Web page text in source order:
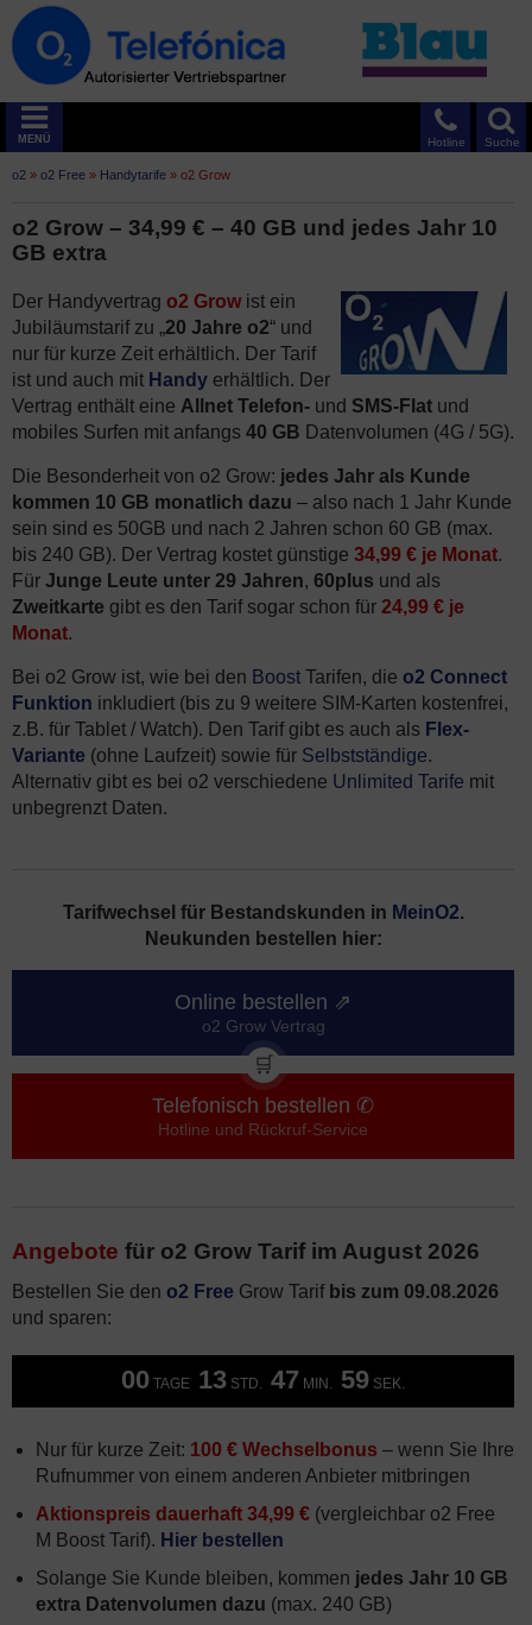
Suche
Hotline
MENÜ
o2 » o2 Free » Handytarife » o2 Grow
o2 Grow – 34,99 € – 40 GB und jedes Jahr 10
GB extra
Der Handyvertrag o2 Growist ein
Jubiläumstarif zu „20 Jahre o2“ und
nur für kurze Zeit erhältlich. Der Tarif
ist und auch mit Handy erhältlich. Der
Vertrag enthält eine Allnet Telefon- und SMS-Flat und
mobiles Surfen mit anfangs 40 GB Datenvolumen (4G / 5G).
Die Besonderheit von o2 Grow: jedes Jahr als Kunde
kommen 10 GB monatlich dazu – also nach 1 Jahr Kunde
sein sind es 50GB und nach 2 Jahren schon 60 GB (max.
bis 240 GB). Der Vertrag kostet günstige 34,99 € je Monat.
Für Junge Leute unter 29 Jahren, 60plus und als
Zweitkarte gibt es den Tarif sogar schon für 24,99 € je
Monat.
Bei o2 Grow ist, wie bei den Boost Tarifen, die o2 Connect
Funktion inkludiert (bis zu 9 weitere SIM-Karten kostenfrei,
z.B. für Tablet / Watch). Den Tarif gibt es auch als Flex-
Variante (ohne Laufzeit) sowie für Selbstständige.
Alternativ gibt es bei o2 verschiedene Unlimited Tarife mit
unbegrenzt Daten.
Tarifwechsel für Bestandskunden in MeinO2.
Neukunden bestellen hier:
Online bestellen ⇗
o2 Grow Vertrag
🛒
Telefonisch bestellen ✆
Hotline und Rückruf-Service
Angebote für o2 Grow Tarif im August 2026
Bestellen Sie den o2 Free Grow Tarif bis zum 09.08.2026
und sparen:
00 TAGE 13 STD. 47 MIN. 59 SEK.
Nur für kurze Zeit: 100 € Wechselbonus – wenn Sie Ihre
Rufnummer von einem anderen Anbieter mitbringen
Aktionspreis dauerhaft 34,99 € (vergleichbar o2 Free
M Boost Tarif). Hier bestellen
Solange Sie Kunde bleiben, kommen jedes Jahr 10 GB
extra Datenvolumen dazu (max. 240 GB)